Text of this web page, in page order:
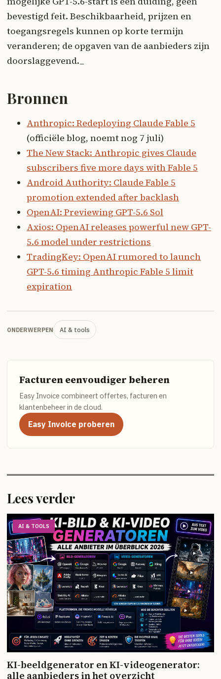
bevestigd feit. Beschikbaarheid, prijzen en
toegangsregels kunnen op korte termijn
veranderen; de opgaven van de aanbieders zijn
doorslaggevend._
Bronnen
Anthropic: Redeploying Claude Fable 5
(officiële blog, noemt nog 7 juli)
The New Stack: Anthropic gives Claude
subscribers five more days with Fable 5
Android Authority: Claude Fable 5
promotion extended after backlash
OpenAI: Previewing GPT-5.6 Sol
Axios: OpenAI releases powerful new GPT-
5.6 model under restrictions
TradingKey: OpenAI rumored to launch
GPT-5.6 timing Anthropic Fable 5 limit
expiration
ONDERWERPEN AI & tools
Facturen eenvoudiger beheren
Easy Invoice combineert offertes, facturen en
klantenbeheer in de cloud.
Easy Invoice proberen
Lees verder
AI & TOOLS
KI-beeldgenerator en KI-videogenerator:
alle aanbieders in het overzicht